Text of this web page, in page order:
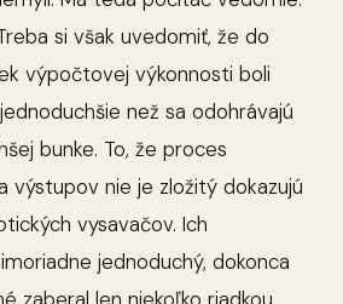
si však uvedomiť, že do
výpočtovej výkonnosti boli
než sa odohrávajú
bunke. To, že proces
výstupov nie je zložitý dokazujú
vysavačov. Ich
jednoduchý, dokonca